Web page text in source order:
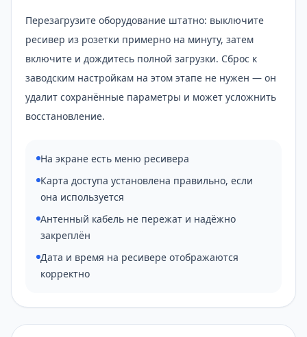
Перезагрузите оборудование штатно: выключите
ресивер из розетки примерно на минуту, затем
включите и дождитесь полной загрузки. Сброс к
заводским настройкам на этом этапе не нужен — он
удалит сохранённые параметры и может усложнить
восстановление.
На экране есть меню ресивера
Карта доступа установлена правильно, если
она используется
Антенный кабель не пережат и надёжно
закреплён
Дата и время на ресивере отображаются
корректно